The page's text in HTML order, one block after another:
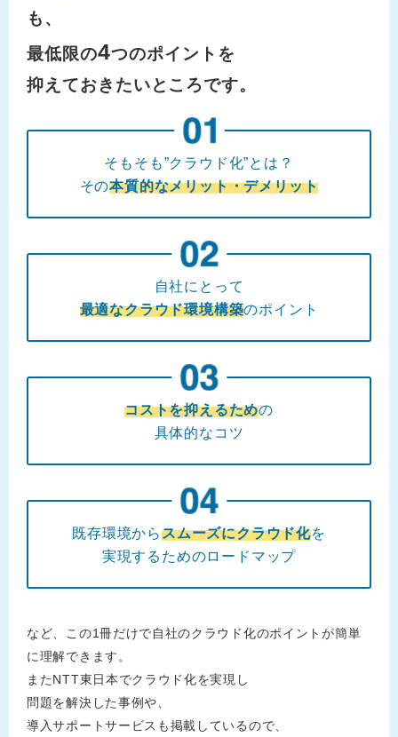
も、
最低限の4つのポイントを
抑えておきたいところです。
そもそも”クラウド化”とは？
その本質的なメリット・デメリット
自社にとって
最適なクラウド環境構築のポイント
コストを抑えるための
具体的なコツ
既存環境からスムーズにクラウド化を
実現するためのロードマップ
など、この1冊だけで自社のクラウド化のポイントが簡単
に理解できます。
またNTT東日本でクラウド化を実現し
問題を解決した事例や、
導入サポートサービスも掲載しているので、